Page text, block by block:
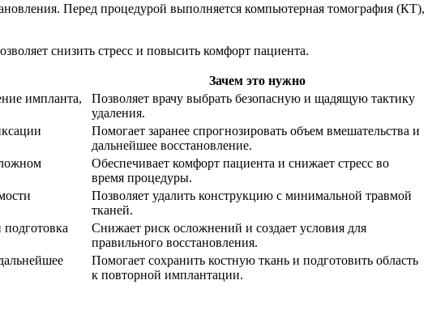
Перед процедурой выполняется компьютерная томография (КТ),
снизить стресс и повысить комфорт пациента.
Зачем это нужно
импланта,
Позволяет врачу выбрать безопасную и щадящую тактику
удаления.
Помогает заранее спрогнозировать объем вмешательства и
дальнейшее восстановление.
Обеспечивает комфорт пациента и снижает стресс во
время процедуры.
Позволяет удалить конструкцию с минимальной травмой
тканей.
Снижает риск осложнений и создает условия для
правильного восстановления.
Помогает сохранить костную ткань и подготовить область
к повторной имплантации.